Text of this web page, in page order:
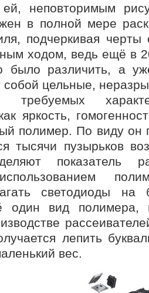
неповторимым
в полной мере
подчеркивая черты
ходом, ведь ещё в
было различить, а
собой цельные,
требуемых
яркость,
полимер. По виду он
тысячи пузырьков
показатель
светодиоды на
один вид полимера,
лепить
вес.